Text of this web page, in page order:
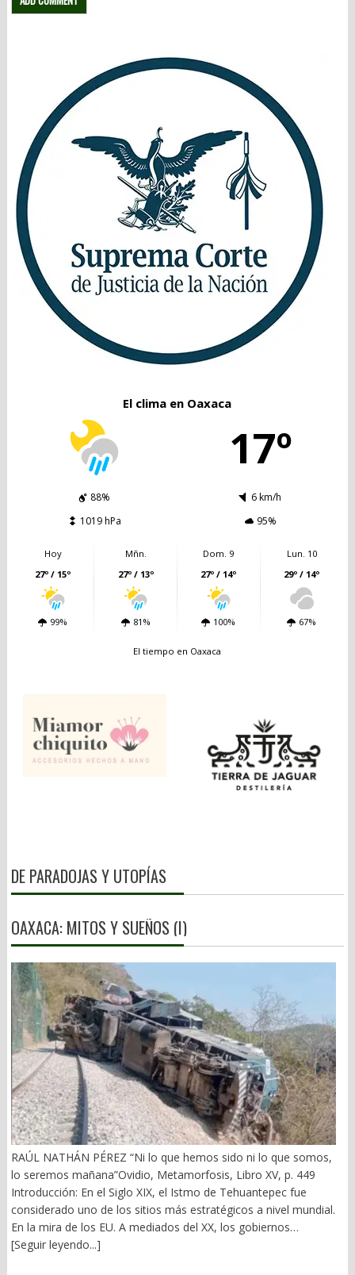
El clima en Oaxaca
17º
88%
6 km/h
1019 hPa
95%
Hoy
27º / 15º
99%
Mñn.
27º / 13º
81%
Dom. 9
27º / 14º
100%
Lun. 10
29º / 14º
67%
El tiempo en Oaxaca
DE PARADOJAS Y UTOPÍAS
OAXACA: MITOS Y SUEÑOS (I)
RAÚL NATHÁN PÉREZ “Ni lo que hemos sido ni lo que somos,
lo seremos mañana”Ovidio, Metamorfosis, Libro XV, p. 449
Introducción: En el Siglo XIX, el Istmo de Tehuantepec fue
considerado uno de los sitios más estratégicos a nivel mundial.
En la mira de los EU. A mediados del XX, los gobiernos
emanados del PRI iniciaron una serie de proyectos, todos
[Seguir leyendo...]